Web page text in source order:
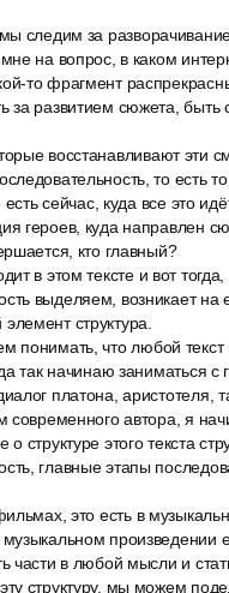
следим за
мне на вопрос, в каком
то фрагмент
за развитием сюжета, быть
восстанавливают эти
то есть
есть сейчас, куда все это
героев, куда направлен
кто главный?
в этом тексте и вот
выделяем, возникает на
структура.
понимать, что любой текст
так начинаю заниматься
платона, аристотеля,
современного автора, я
структуре этого текста
главные этапы
это есть в
произведении
части в любой мысли и
структуру, мы можем